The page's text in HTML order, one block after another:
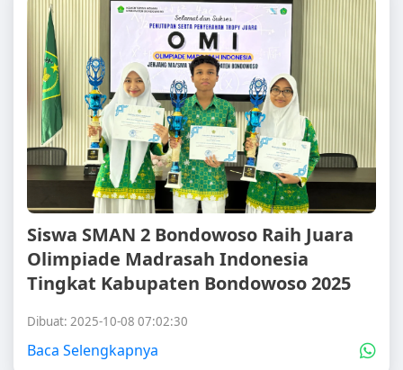
Siswa SMAN 2 Bondowoso Raih Juara
Olimpiade Madrasah Indonesia
Tingkat Kabupaten Bondowoso 2025
Dibuat: 2025-10-08 07:02:30
Baca Selengkapnya